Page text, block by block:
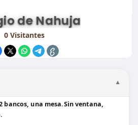
de Nahuja
0Visitantes
▼
bancos, una mesa.Sin ventana,